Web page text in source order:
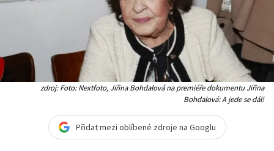
zdroj: Foto: Nextfoto, Jiřina Bohdalová na premiéře dokumentu Jiřina
Bohdalová: A jede se dál!
Přidat mezi oblíbené zdroje na Googlu